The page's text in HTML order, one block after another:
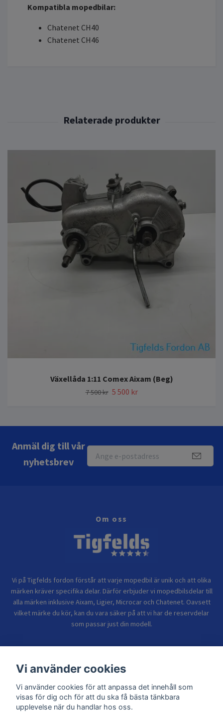
Kompatibla mopedbilar:
Chatenet CH40
Chatenet CH46
Växellåda 1:11 Comex Aixam (Beg)
7 500 kr 5 500 kr
Anmäl dig till vår
nyhetsbrev
Om oss
Vi på Tigfelds fordon förstår att varje mopedbil är unik och att olika
märken kräver specifika delar. Därför erbjuder vi mopedbilsdelar till
alla märken inklusive Aixam, Ligier, Microcar och Chatenet. Oavsett
vilket märke du kör, kan du vara säker på att vi har de reservdelar
som passar just din modell.
Sidor
Vi använder cookies
Vi använder cookies för att anpassa det innehåll som
visas för dig och för att du ska få bästa tänkbara
upplevelse när du handlar hos oss.